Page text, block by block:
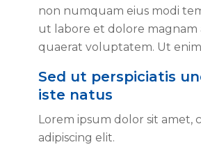
non numquam eius modi
ut labore et dolore magnam
quaerat voluptatem. Ut
Sed ut perspiciatis
iste natus
Lorem ipsum dolor sit amet,
adipiscing elit.